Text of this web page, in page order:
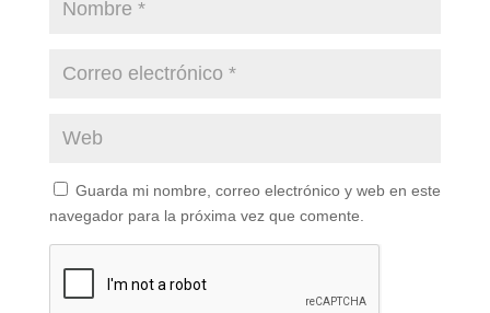
Guarda mi nombre, correo electrónico y web en este
navegador para la próxima vez que comente.